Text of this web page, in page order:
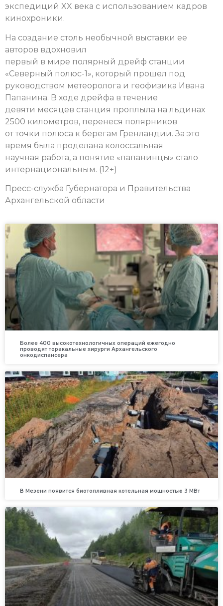
экспедиций XX века с использованием кадров
кинохроники.
На создание столь необычной выставки ее
авторов вдохновил
первый в мире полярный дрейф станции
«Северный полюс-1», который прошел под
руководством метеоролога и геофизика Ивана
Папанина. В ходе дрейфа в течение
девяти месяцев станция проплыла на льдинах
2500 километров, перенеся полярников
от точки полюса к берегам Гренландии. За это
время была проделана колоссальная
научная работа, а понятие «папанинцы» стало
интернациональным. (12+)
Пресс-служба Губернатора и Правительства
Архангельской области
Более 400 высокотехнологичных операций ежегодно
проводят торакальные хирурги Архангельского
онкодиспансера
В Мезени появится биотопливная котельная мощностью 3 МВт